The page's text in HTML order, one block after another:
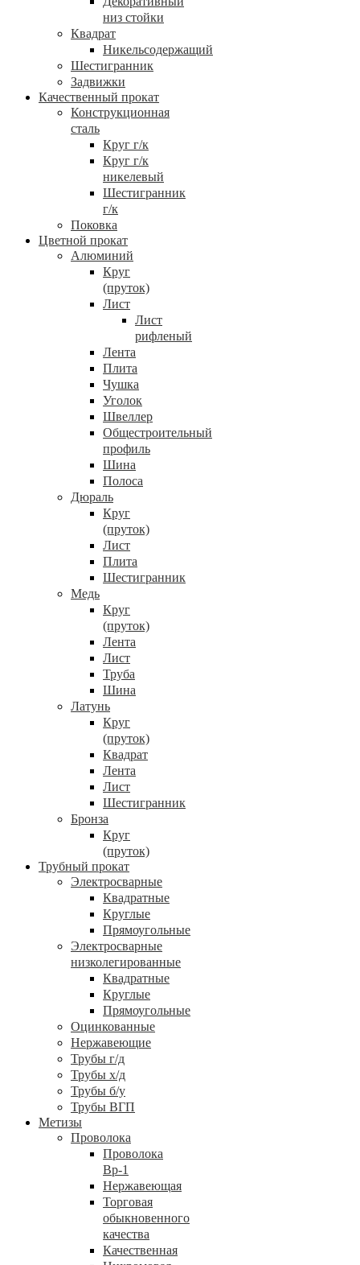
низ стойки
Квадрат
Никельсодержащий
Шестигранник
Задвижки
Качественный прокат
Конструкционная
сталь
Круг г/к
Круг г/к
никелевый
Шестигранник
г/к
Поковка
Цветной прокат
Алюминий
Круг
(пруток)
Лист
Лист
рифленый
Лента
Плита
Чушка
Уголок
Швеллер
Общестроительный
профиль
Шина
Полоса
Дюраль
Круг
(пруток)
Лист
Плита
Шестигранник
Медь
Круг
(пруток)
Лента
Лист
Труба
Шина
Латунь
Круг
(пруток)
Квадрат
Лента
Лист
Шестигранник
Бронза
Круг
(пруток)
Трубный прокат
Электросварные
Квадратные
Круглые
Прямоугольные
Электросварные
низколегированные
Квадратные
Круглые
Прямоугольные
Оцинкованные
Нержавеющие
Трубы г/д
Трубы х/д
Трубы б/у
Трубы ВГП
Метизы
Проволока
Проволока
Вр-1
Нержавеющая
Торговая
обыкновенного
качества
Качественная